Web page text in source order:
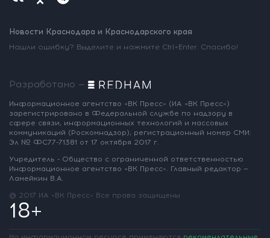
Новости Краснодара и Краснодарского края
Нашли ошибку? Выделите и нажмите Ctrl+Enter. Спасибо!
Разработано —
Информационное агентство «ВК Пресс» (ИА «ВК Пресс»)
зарегистрировано в Федеральной службе по надзору в
сфере связи, информационных технологий и массовых
коммуникаций (Роскомнадзор), регистрационный номер СМИ:
Эл № ФС77-71381 от 17 октября 2017 г.
Учредитель - Общество с ограниченной ответственностью
Информационное агентство «ВК Пресс». Главный редактор —
Ламейкин В.А.
@ 2017 ИА «ВК Пресс» Все права защищены
18+